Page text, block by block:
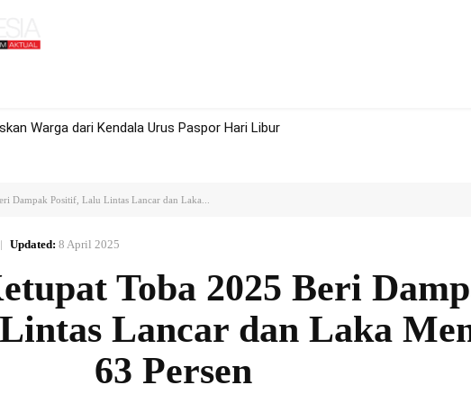
Warga dari Kendala Urus Paspor Hari Libur
Dampak Positif, Lalu Lintas Lancar dan Laka...
Updated: 8 April 2025
Toba 2025 Beri
Lancar dan Laka
63 Persen